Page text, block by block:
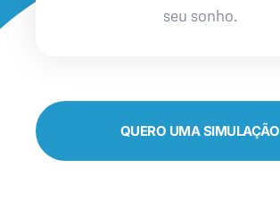
seu sonho.
QUERO UMA SIMULAÇÃO